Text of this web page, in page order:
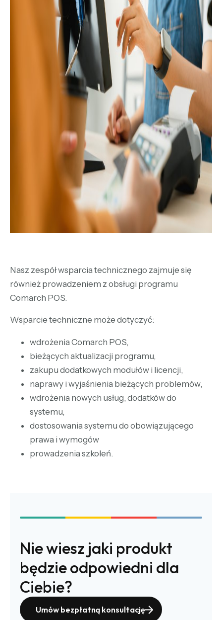
Nasz zespół wsparcia technicznego zajmuje się
również prowadzeniem z obsługi programu
Comarch POS.
Wsparcie techniczne może dotyczyć:
wdrożenia Comarch POS,
bieżących aktualizacji programu,
zakupu dodatkowych modułów i licencji,
naprawy i wyjaśnienia bieżących problemów,
wdrożenia nowych usług, dodatków do
systemu,
dostosowania systemu do obowiązującego
prawa i wymogów
prowadzenia szkoleń.
Nie wiesz jaki produkt
będzie odpowiedni dla
Ciebie?
Umów bezpłatną konsultację